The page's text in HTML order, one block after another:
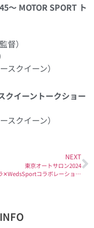
〜 MOTOR SPORT ト
督）
スクイーン）
クイーントークショー
スクイーン）
NEXT
東京オートサロン2024
コラボレーション記念グッズ限定販売！